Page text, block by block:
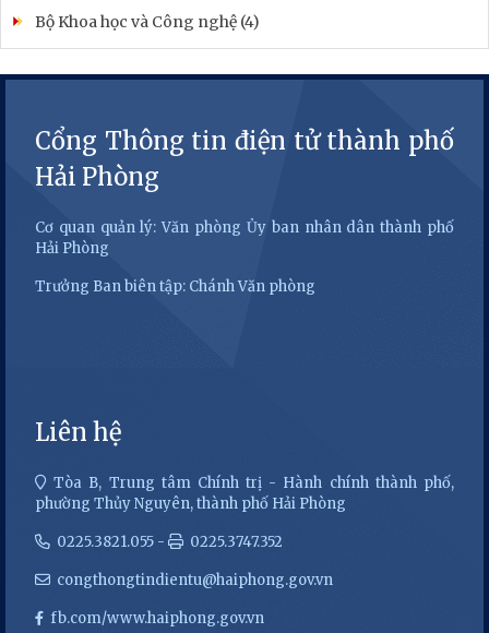
Bộ Khoa học và Công nghệ (4)
Cổng Thông tin điện tử thành phố
Hải Phòng
Cơ quan quản lý: Văn phòng Ủy ban nhân dân thành phố
Hải Phòng
Trưởng Ban biên tập: Chánh Văn phòng
Liên hệ
Tòa B, Trung tâm Chính trị - Hành chính thành phố,
phường Thủy Nguyên, thành phố Hải Phòng
0225.3821.055 - 0225.3747.352
congthongtindientu@haiphong.gov.vn
fb.com/www.haiphong.gov.vn